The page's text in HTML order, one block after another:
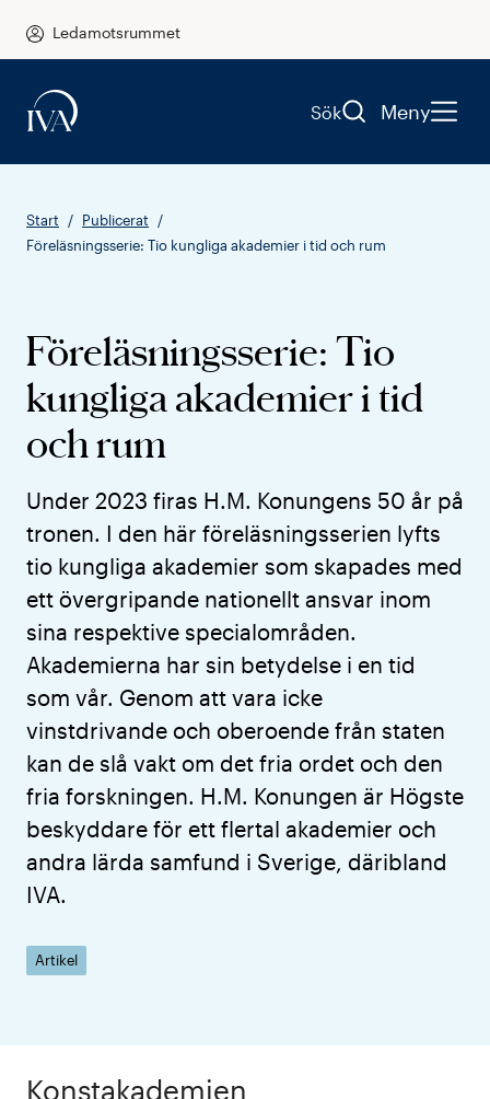
Ledamotsrummet
Sök Meny
Start
Publicerat
Föreläsningsserie: Tio kungliga akademier i tid och rum
Föreläsningsserie: Tio
kungliga akademier i tid
och rum
Under 2023 firas H.M. Konungens 50 år på
tronen. I den här föreläsningsserien lyfts
tio kungliga akademier som skapades med
ett övergripande nationellt ansvar inom
sina respektive specialområden.
Akademierna har sin betydelse i en tid
som vår. Genom att vara icke
vinstdrivande och oberoende från staten
kan de slå vakt om det fria ordet och den
fria forskningen. H.M. Konungen är Högste
beskyddare för ett flertal akademier och
andra lärda samfund i Sverige, däribland
IVA.
Artikel
Konstakademien